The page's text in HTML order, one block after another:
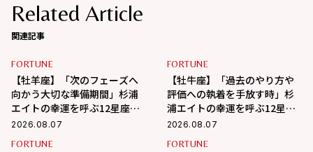
Related Article
関連記事
FORTUNE
【牡羊座】「次のフェーズへ
向かう大切な準備期間」杉浦
エイトの幸運を呼ぶ12星座占
い（8/7～9/6）
2026.08.07
FORTUNE
【牡牛座】「過去のやり方や
評価への執着を手放す時」杉
浦エイトの幸運を呼ぶ12星座
占い（8/7～9/6）
2026.08.07
FORTUNE
FORTUNE